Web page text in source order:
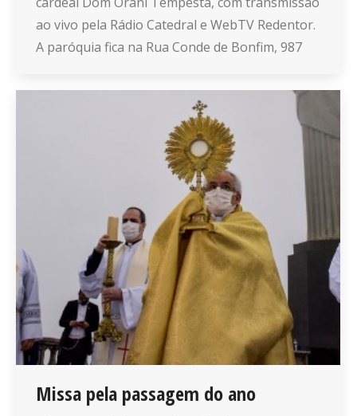
ao vivo pela Rádio Catedral e WebTV Redentor.
A paróquia fica na Rua Conde de Bonfim, 987
Missa pela passagem do ano